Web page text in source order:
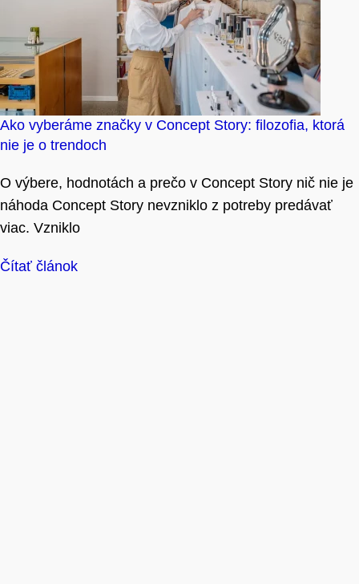
Ako vyberáme značky v Concept Story: filozofia, ktorá
nie je o trendoch
O výbere, hodnotách a prečo v Concept Story nič nie je
náhoda Concept Story nevzniklo z potreby predávať
viac. Vzniklo
Čítať článok